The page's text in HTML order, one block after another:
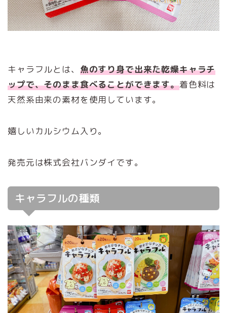
キャラフルとは、 魚のすり身で出来た乾燥キャラチ
ップで、そのまま食べることができます。着色料は
天然系由来の素材を使用しています。
嬉しいカルシウム入り。
発売元は株式会社バンダイです。
キャラフルの種類